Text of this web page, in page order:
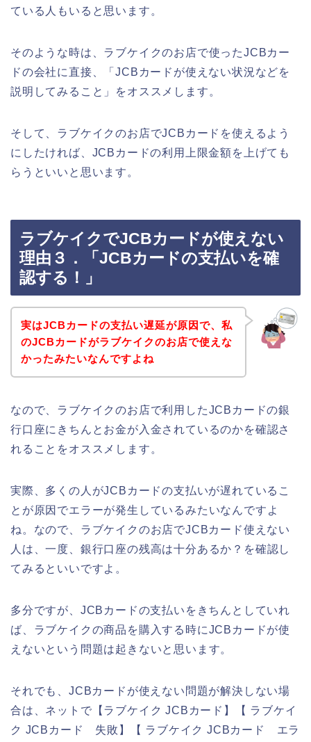
ている人もいると思います。
そのような時は、ラブケイクのお店で使ったJCBカー
ドの会社に直接、「JCBカードが使えない状況などを
説明してみること」をオススメします。
そして、ラブケイクのお店でJCBカードを使えるよう
にしたければ、JCBカードの利用上限金額を上げても
らうといいと思います。
ラブケイクでJCBカードが使えない
理由３．「JCBカードの支払いを確
認する！」
実はJCBカードの支払い遅延が原因で、私
のJCBカードがラブケイクのお店で使えな
かったみたいなんですよね
なので、ラブケイクのお店で利用したJCBカードの銀
行口座にきちんとお金が入金されているのかを確認さ
れることをオススメします。
実際、多くの人がJCBカードの支払いが遅れているこ
とが原因でエラーが発生しているみたいなんですよ
ね。なので、ラブケイクのお店でJCBカード使えない
人は、一度、銀行口座の残高は十分あるか？を確認し
てみるといいですよ。
多分ですが、JCBカードの支払いをきちんとしていれ
ば、ラブケイクの商品を購入する時にJCBカードが使
えないという問題は起きないと思います。
それでも、JCBカードが使えない問題が解決しない場
合は、ネットで【ラブケイク JCBカード】【 ラブケイ
ク JCBカード 失敗】【 ラブケイク JCBカード エラ